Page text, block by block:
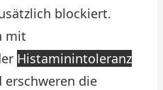
blockiert.
mit
Histaminintoleranz
die